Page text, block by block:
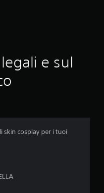
t
i
o
e sul
skin cosplay per i tuoi